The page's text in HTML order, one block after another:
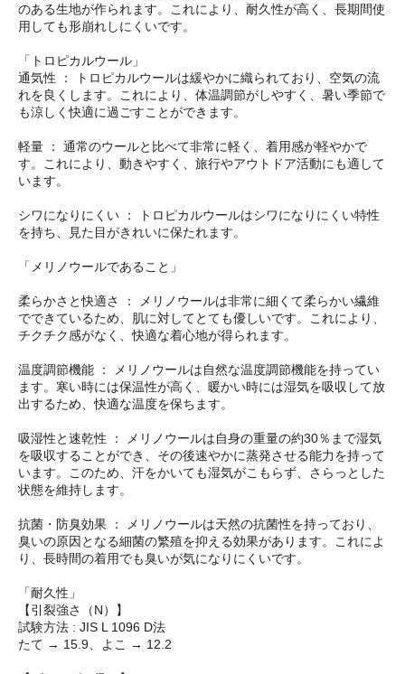
のある生地が作られます。これにより、耐久性が高く、長期間使
用しても形崩れしにくいです。
「トロピカルウール」
通気性 ： トロピカルウールは緩やかに織られており、空気の流
れを良くします。これにより、体温調節がしやすく、暑い季節で
も涼しく快適に過ごすことができます。
軽量 ： 通常のウールと比べて非常に軽く、着用感が軽やかで
す。これにより、動きやすく、旅行やアウトドア活動にも適して
います。
シワになりにくい ： トロピカルウールはシワになりにくい特性
を持ち、見た目がきれいに保たれます。
「メリノウールであること」
柔らかさと快適さ ： メリノウールは非常に細くて柔らかい繊維
でできているため、肌に対してとても優しいです。これにより、
チクチク感がなく、快適な着心地が得られます。
温度調節機能 ： メリノウールは自然な温度調節機能を持ってい
ます。寒い時には保温性が高く、暖かい時には湿気を吸収して放
出するため、快適な温度を保ちます。
吸湿性と速乾性 ： メリノウールは自身の重量の約30％まで湿気
を吸収することができ、その後速やかに蒸発させる能力を持って
います。このため、汗をかいても湿気がこもらず、さらっとした
状態を維持します。
抗菌・防臭効果 ： メリノウールは天然の抗菌性を持っており、
臭いの原因となる細菌の繁殖を抑える効果があります。これによ
り、長時間の着用でも臭いが気になりにくいです。
「耐久性」
【引裂強さ（N）】
試験方法 : JIS L 1096 D法
たて → 15.9、よこ → 12.2